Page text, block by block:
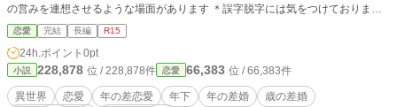
の営みを連想させるような場面があります ＊誤字脱字には気をつけております
が見逃している部分もあるかと思いますが暖かい目で見守ってください
恋愛 完結 長編 R15
24h.ポイント 0pt
小説 228,878 位 / 228,878件 恋愛 66,383 位 / 66,383件
異世界 恋愛 年の差恋愛 年下 年の差婚
歳の差婚